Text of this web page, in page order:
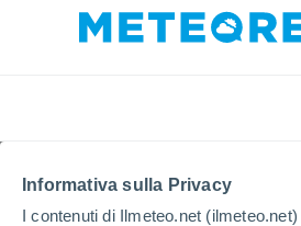
Informativa sulla Privacy
I contenuti di Ilmeteo.net